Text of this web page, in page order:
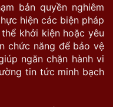
bản quyền nghiêm
hiện các biện pháp
khởi kiện hoặc yêu
chức năng để bảo vệ
ngăn chặn hành vi
tin tức minh bạch